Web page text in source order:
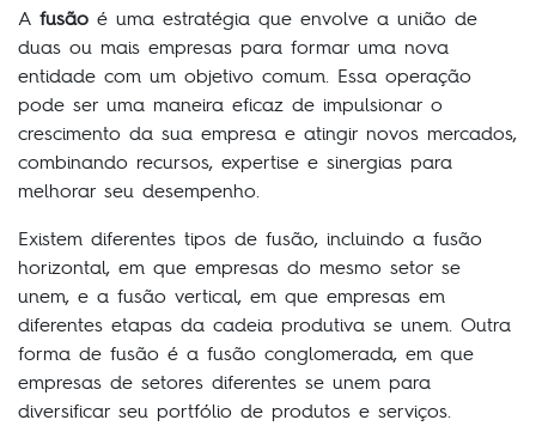
A fusão é uma estratégia que envolve a união de
duas ou mais empresas para formar uma nova
entidade com um objetivo comum. Essa operação
pode ser uma maneira eficaz de impulsionar o
crescimento da sua empresa e atingir novos mercados,
combinando recursos, expertise e sinergias para
melhorar seu desempenho.
Existem diferentes tipos de fusão, incluindo a fusão
horizontal, em que empresas do mesmo setor se
unem, e a fusão vertical, em que empresas em
diferentes etapas da cadeia produtiva se unem. Outra
forma de fusão é a fusão conglomerada, em que
empresas de setores diferentes se unem para
diversificar seu portfólio de produtos e serviços.